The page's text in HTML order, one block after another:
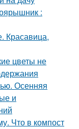
:
Красавица,
цветы не
Осенняя
и
Что в компост